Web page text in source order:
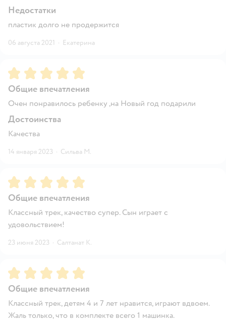
Недостатки
пластик долго не продержится
06 августа 2021 · Екатерина
Рейтинг:5
Общие впечатления
Очен понравилось ребенку ,на Новый год подарили
Достоинства
Качества
14 января 2023 · Сильва М.
Рейтинг:5
Общие впечатления
Классный трек, качество супер. Сын играет с
удовольствием!
23 июня 2023 · Салтанат К.
Рейтинг:5
Общие впечатления
Классный трек, детям 4 и 7 лет нравится, играют вдвоем.
Жаль только, что в комплекте всего 1 машинка.